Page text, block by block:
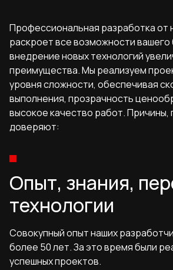
Профессиональная разработка от
раскроет все возможности вашего
внедрение новых технологий
преимущества. Мы реализуем
уровня сложности, обеспечивая
выполнения, прозрачность
высокое качество работ. Причины,
доверяют:
Опыт, знания,
технологии
Совокупный опыт наших
более 50 лет. За это время были
успешных проектов.